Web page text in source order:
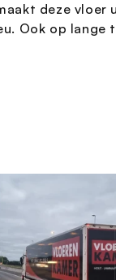
deze vloer
Ook op lange